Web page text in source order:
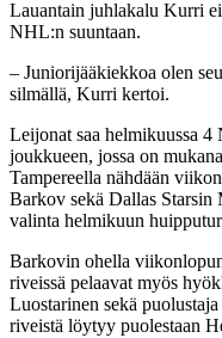
Lauantain juhlakalu Kurri
NHL:n suuntaan.
– Juniorijääkiekkoa olen
silmällä, Kurri kertoi.
Leijonat saa helmikuussa 4
joukkueen, jossa on
Tampereella nähdään
Barkov sekä Dallas
valinta helmikuun
Barkovin ohella
riveissä pelaavat myös
Luostarinen sekä
riveistä löytyy puolestaan